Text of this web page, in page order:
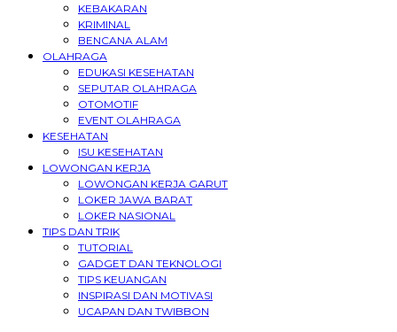
KEBAKARAN
KRIMINAL
BENCANA ALAM
OLAHRAGA
EDUKASI KESEHATAN
SEPUTAR OLAHRAGA
OTOMOTIF
EVENT OLAHRAGA
KESEHATAN
ISU KESEHATAN
LOWONGAN KERJA
LOWONGAN KERJA GARUT
LOKER JAWA BARAT
LOKER NASIONAL
TIPS DAN TRIK
TUTORIAL
GADGET DAN TEKNOLOGI
TIPS KEUANGAN
INSPIRASI DAN MOTIVASI
UCAPAN DAN TWIBBON